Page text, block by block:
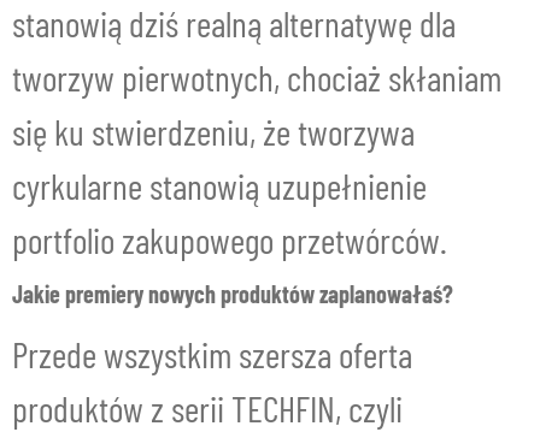
stanowią dziś realną alternatywę dla
tworzyw pierwotnych, chociaż skłaniam
się ku stwierdzeniu, że tworzywa
cyrkularne stanowią uzupełnienie
portfolio zakupowego przetwórców.
Jakie premiery nowych produktów zaplanowałaś?
Przede wszystkim szersza oferta
produktów z serii TECHFIN, czyli